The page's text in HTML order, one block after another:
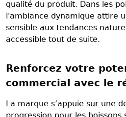
qualité du produit. Dans les
l'ambiance dynamique attire
sensible aux tendances
accessible tout de suite.
Renforcez votre
commercial avec le
La marque s’appuie sur une